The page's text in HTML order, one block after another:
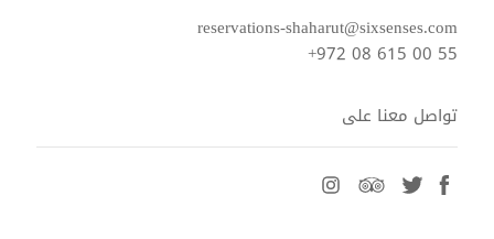
reservations-shaharut@sixsenses.com
+972 08 615 00 55
تواصل معنا على
facebook
twitter
tripadvisor